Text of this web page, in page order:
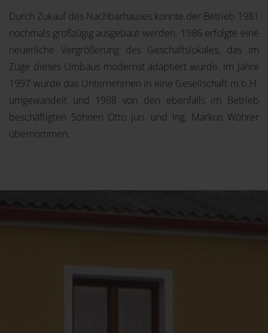
Durch Zukauf des Nachbarhauses konnte der Betrieb 1981
nochmals großzügig ausgebaut werden. 1986 erfolgte eine
neuerliche Vergrößerung des Geschäftslokales, das im
Zuge dieses Umbaus modernst adaptiert wurde. Im Jahre
1997 wurde das Unternehmen in eine Gesellschaft m.b.H.
umgewandelt und 1998 von den ebenfalls im Betrieb
beschäftigten Söhnen Otto jun. und Ing. Markus Wöhrer
übernommen.